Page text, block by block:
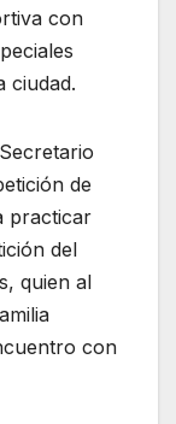
con
ciudad.
de
practicar
del
quien al
con